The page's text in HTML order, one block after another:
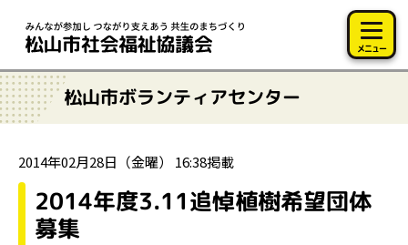
メニュー
松山市ボランティアセンター
2014年02月28日（金曜） 16:38掲載
2014年度3.11追悼植樹希望団体
募集